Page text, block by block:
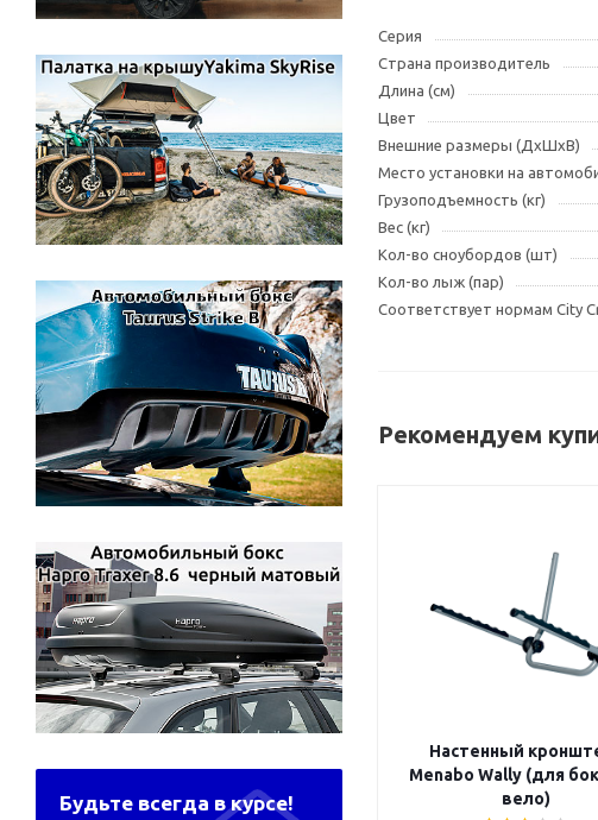
Серия
Страна производитель
Длина (см)
Цвет
Внешние размеры (ДxШxВ)
Место установки на
Грузоподъемность (кг)
Вес (кг)
Кол-во сноубордов (шт)
Кол-во лыж (пар)
Соответствует нормам City
Рекомендуем
Настенный
Menabo Wally (для
вело)
Будьте всегда в курсе!